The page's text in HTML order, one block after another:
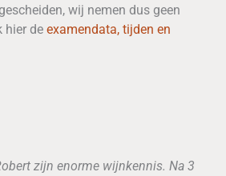
wij nemen dus geen
hier de examendata, tijden en
zijn enorme wijnkennis. Na 3